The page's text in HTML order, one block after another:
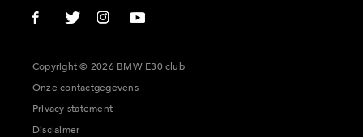
Copyright © 2026 BMW E30 club
Onze contactgegevens
Privacy statement
Disclaimer